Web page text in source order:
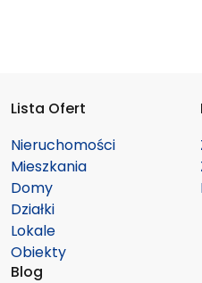
Lista Ofert
Nieruchomości
Mieszkania
Domy
Działki
Lokale
Obiekty
Blog